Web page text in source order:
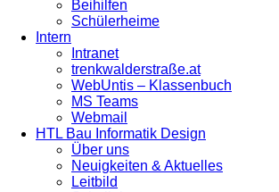
Beihilfen
Schülerheime
Intern
Intranet
trenkwalderstraße.at
WebUntis – Klassenbuch
MS Teams
Webmail
HTL Bau Informatik Design
Über uns
Neuigkeiten & Aktuelles
Leitbild